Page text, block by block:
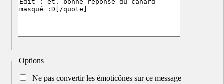
Options
Ne pas convertir les émoticônes sur ce message